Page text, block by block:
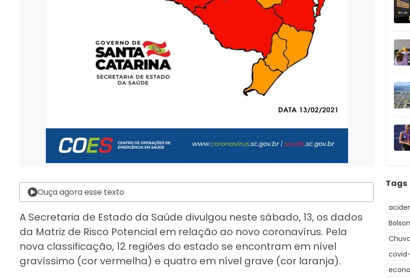
Ouça agora esse texto
A Secretaria de Estado da Saúde divulgou neste sábado, 13, os dados
da Matriz de Risco Potencial em relação ao novo coronavírus. Pela
nova classificação, 12 regiões do estado se encontram em nível
gravíssimo (cor vermelha) e quatro em nível grave (cor laranja).
Tags